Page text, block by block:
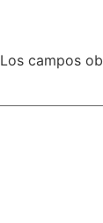
Los campos